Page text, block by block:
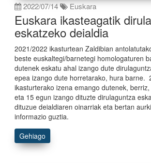
2022/07/14 Euskara
Euskara ikasteagatik
eskatzeko deialdia
2021/2022 ikasturtean Zaldibian
beste euskaltegi/barnetegi homologaturen
dutenek eskatu ahal izango dute
epea izango dute horretarako, hura barne.
ikasturterako izena emango dutenek,
eta 15 egun izango dituzte dirulaguntza
dituzue deialdiaren oinarriak eta bertan
informazio guztia.
Gehiago